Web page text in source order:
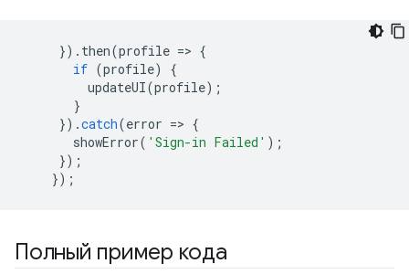
}). then(profile => {
if (profile)
{
updateUI(profile);
}
}).catch(error => {
showError( 'Sign-in Failed' );
});
});
Полный пример кода